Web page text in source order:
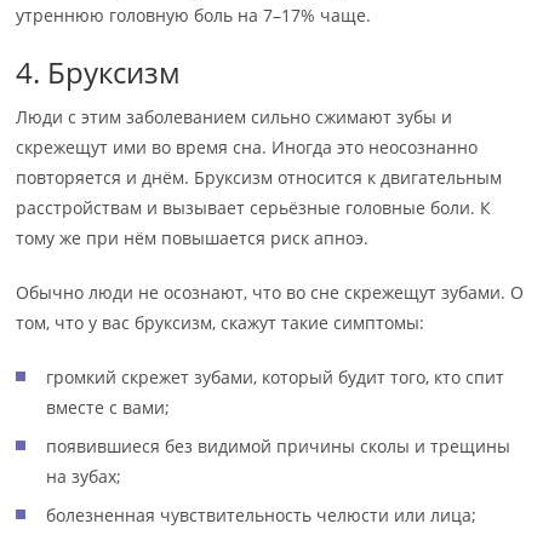
утреннюю головную боль на 7–17% чаще.
4. Бруксизм
Люди с этим заболеванием сильно сжимают зубы и
скрежещут ими во время сна. Иногда это неосознанно
повторяется и днём. Бруксизм относится к двигательным
расстройствам и вызывает серьёзные головные боли. К
тому же при нём повышается риск апноэ.
Обычно люди не осознают, что во сне скрежещут зубами. О
том, что у вас бруксизм, скажут такие симптомы:
громкий скрежет зубами, который будит того, кто спит
вместе с вами;
появившиеся без видимой причины сколы и трещины
на зубах;
болезненная чувствительность челюсти или лица;